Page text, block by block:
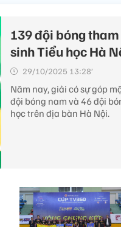
139 đội bóng
sinh Tiểu học Hà
29/10/2025 13:28’
Năm nay, giải có sự góp
đội bóng nam và 46 đội
học trên địa bàn Hà Nội.